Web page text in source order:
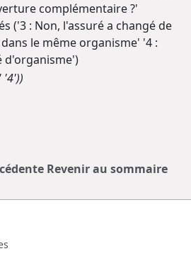
complémentaire ?'
('3 : Non, l'assuré a changé de
le même organisme' '4 :
d'organisme')
'4'))
Revenir au sommaire